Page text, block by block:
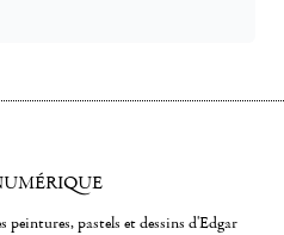
peintures, pastels et dessins d'Edgar